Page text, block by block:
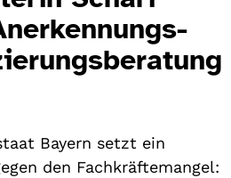
Bayern setzt ein
den Fachkräftemangel: